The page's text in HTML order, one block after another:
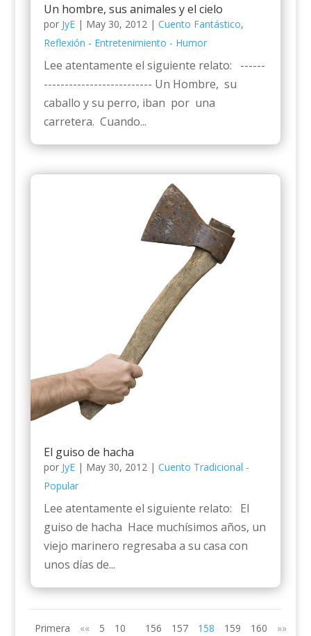
Un hombre, sus animales y el cielo
por JyE| May 30, 2012 | Cuento Fantástico,
Reflexión - Entretenimiento - Humor
Lee atentamente el siguiente relato: ------
-------------------------- Un Hombre, su
caballo y su perro, iban por una
carretera. Cuando...
El guiso de hacha
por JyE| May 30, 2012| Cuento Tradicional -
Popular
Lee atentamente el siguiente relato: El
guiso de hacha Hace muchísimos años, un
viejo marinero regresaba a su casa con
unos días de...
Primera «« 5 10 156 157 158 159 160 »»